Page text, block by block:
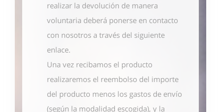
realizar la devolución de manera
voluntaria deberá ponerse en contacto
con nosotros a través del siguiente
enlace.
Una vez recibamos el producto
realizaremos el reembolso del importe
del producto menos los gastos de envío
(según la modalidad escogida), y la